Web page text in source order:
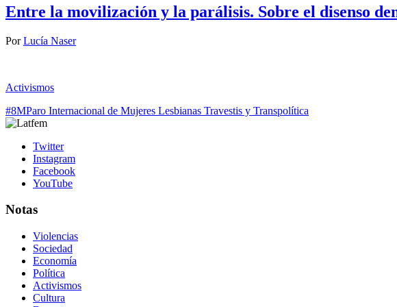
Entre la movilización y la parálisis. Sobre el disenso
PorLucía Naser
Activismos
#8MParo Internacional de Mujeres Lesbianas Travestis y Transpolítica
Twitter
Instagram
Facebook
YouTube
Notas
Violencias
Sociedad
Economía
Política
Activismos
Cultura